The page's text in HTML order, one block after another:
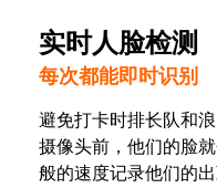
实时人脸检测
每次都能即时识别
避免打卡时排长队和
摄像头前，他们的脸
般的速度记录他们的出